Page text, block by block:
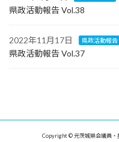
県政活動報告 Vol.38
2022年11月17日 県政活動報告
県政活動報告 Vol.37
Copyright © 元茨城県会議員